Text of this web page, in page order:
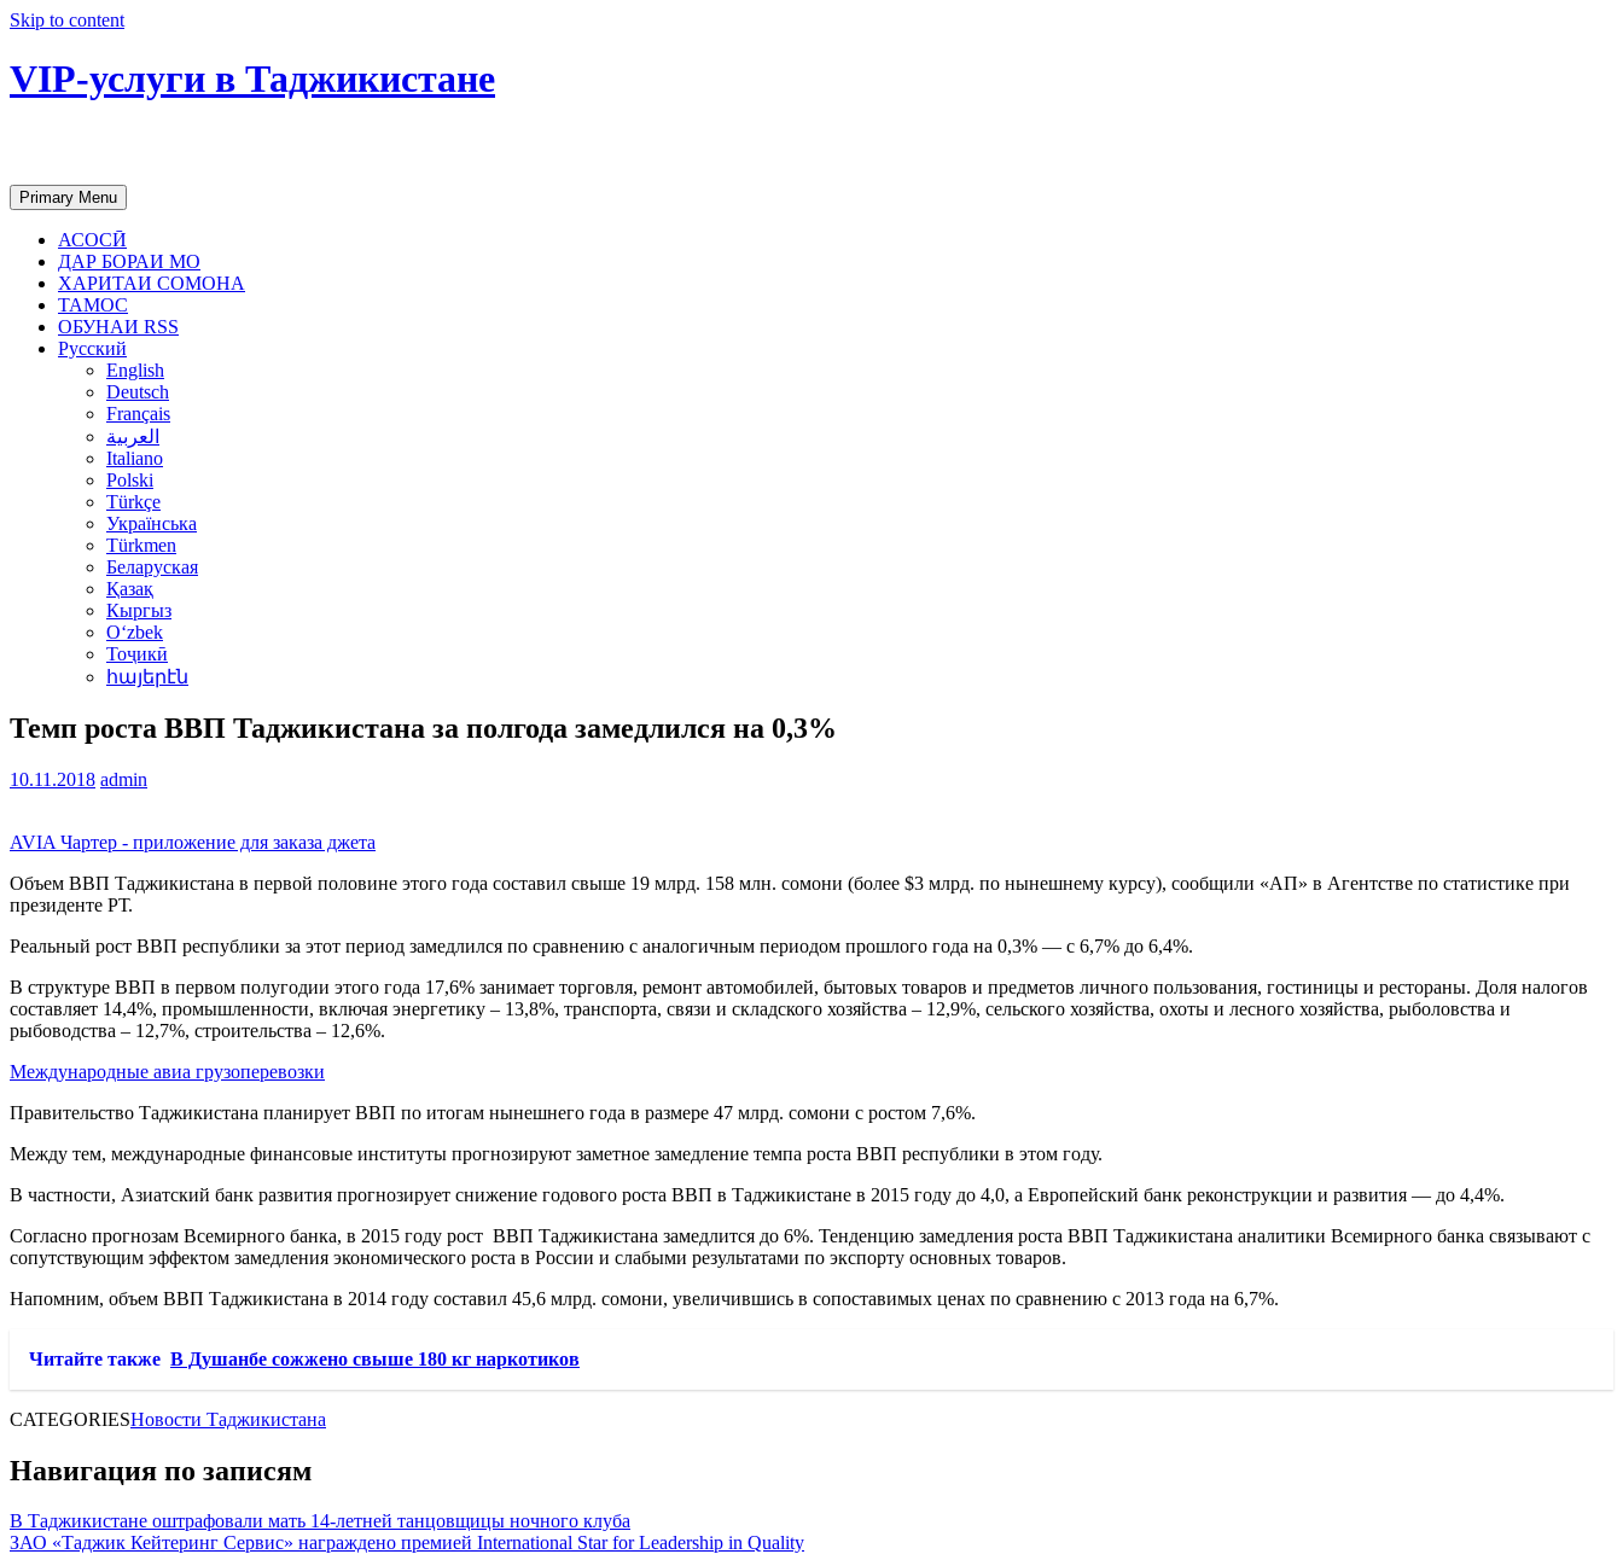
Skip to content
VIP-услуги в Таджикистане
Primary Menu
АСОСӢ
ДАР БОРАИ МО
ХАРИТАИ СОМОНА
ТАМОС
ОБУНАИ RSS
Русский
English
Deutsch
Français
العربية
Italiano
Polski
Türkçe
Українська
Türkmen
Беларуская
Қазақ
Кыргыз
Oʻzbek
Тоҷикӣ
հայերէն
Темп роста ВВП Таджикистана за полгода замедлился на 0,3%
10.11.2018 admin
AVIA Чартер - приложение для заказа джета
Объем ВВП Таджикистана в первой половине этого года составил свыше 19 млрд. 158 млн. сомони (более $3 млрд. по нынешнему курсу), сообщили «АП» в Агентстве по статистике при
президенте РТ.
Реальный рост ВВП республики за этот период замедлился по сравнению с аналогичным периодом прошлого года на 0,3% — с 6,7% до 6,4%.
В структуре ВВП в первом полугодии этого года 17,6% занимает торговля, ремонт автомобилей, бытовых товаров и предметов личного пользования, гостиницы и рестораны. Доля налогов
составляет 14,4%, промышленности, включая энергетику – 13,8%, транспорта, связи и складского хозяйства – 12,9%, сельского хозяйства, охоты и лесного хозяйства, рыболовства и
рыбоводства – 12,7%, строительства – 12,6%.
Международные авиа грузоперевозки
Правительство Таджикистана планирует ВВП по итогам нынешнего года в размере 47 млрд. сомони с ростом 7,6%.
Между тем, международные финансовые институты прогнозируют заметное замедление темпа роста ВВП республики в этом году.
В частности, Азиатский банк развития прогнозирует снижение годового роста ВВП в Таджикистане в 2015 году до 4,0, а Европейский банк реконструкции и развития — до 4,4%.
Согласно прогнозам Всемирного банка, в 2015 году рост ВВП Таджикистана замедлится до 6%. Тенденцию замедления роста ВВП Таджикистана аналитики Всемирного банка связывают с
сопутствующим эффектом замедления экономического роста в России и слабыми результатами по экспорту основных товаров.
Напомним, объем ВВП Таджикистана в 2014 году составил 45,6 млрд. сомони, увеличившись в сопоставимых ценах по сравнению с 2013 года на 6,7%.
Читайте также В Душанбе сожжено свыше 180 кг наркотиков
CATEGORIESНовости Таджикистана
Навигация по записям
В Таджикистане оштрафовали мать 14-летней танцовщицы ночного клуба
ЗАО «Таджик Кейтеринг Сервис» награждено премией International Star for Leadership in Quality